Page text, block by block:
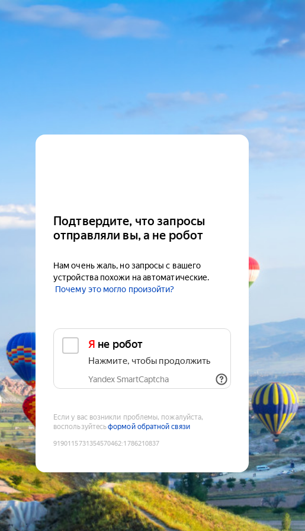
Подтвердите, что запросы
отправляли вы, а не робот
Нам очень жаль, но запросы с вашего
устройства похожи на автоматические.
Почему это могло произойти?
Я не робот
Нажмите, чтобы продолжить
Yandex SmartCaptcha
Если у вас возникли проблемы, пожалуйста,
воспользуйтесьформой обратной связи
9190115731354570462:1786210837